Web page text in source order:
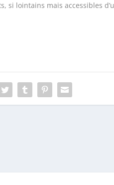
si lointains mais accessibles